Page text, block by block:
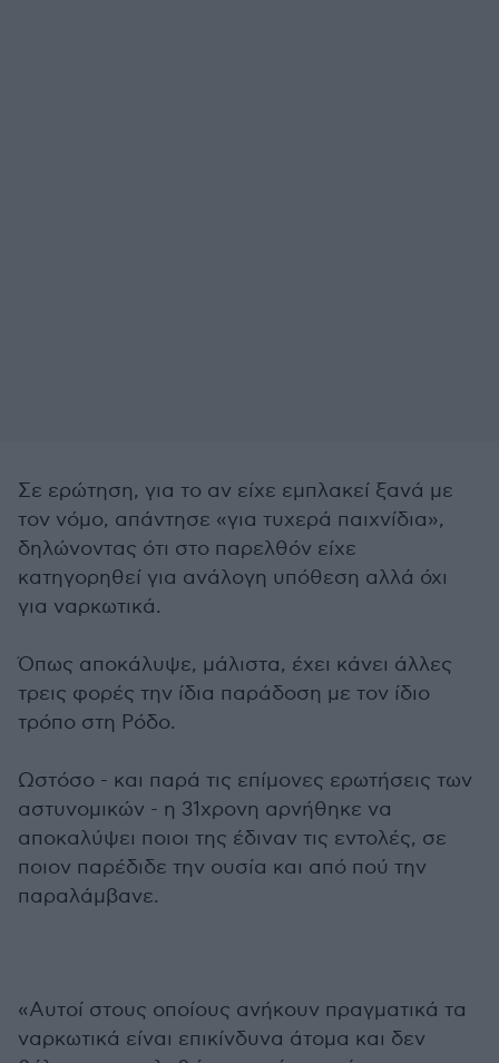
Σε ερώτηση, για το αν είχε εμπλακεί ξανά με
τον νόμο, απάντησε «για τυχερά παιχνίδια»,
δηλώνοντας ότι στο παρελθόν είχε
κατηγορηθεί για ανάλογη υπόθεση αλλά όχι
για ναρκωτικά.
Όπως αποκάλυψε, μάλιστα, έχει κάνει άλλες
τρεις φορές την ίδια παράδοση με τον ίδιο
τρόπο στη Ρόδο.
Ωστόσο - και παρά τις επίμονες ερωτήσεις των
αστυνομικών - η 31χρονη αρνήθηκε να
αποκαλύψει ποιοι της έδιναν τις εντολές, σε
ποιον παρέδιδε την ουσία και από πού την
παραλάμβανε.
«Αυτοί στους οποίους ανήκουν πραγματικά τα
ναρκωτικά είναι επικίνδυνα άτομα και δεν